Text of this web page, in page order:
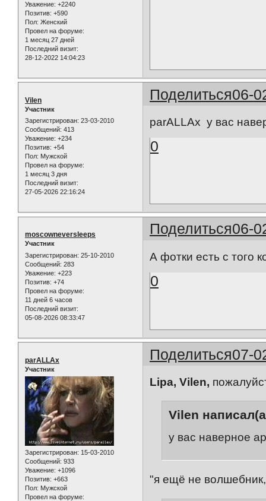
Уважение: +2240
Позитив: +590
Пол: Женский
Провел на форуме:
1 месяц 27 дней
Последний визит:
28-12-2022 14:04:23
Поделиться06-
Vilen
Участник
Зарегистрирован: 23-03-2010
Сообщений: 413
Уважение: +234
Позитив: +54
Пол: Мужской
Провел на форуме:
1 месяц 3 дня
Последний визит:
27-05-2026 22:16:24
parALLAx у вас
0
Поделиться06-
moscowneversleeps
Участник
Зарегистрирован: 25-10-2010
Сообщений: 283
Уважение: +223
Позитив: +74
Провел на форуме:
11 дней 6 часов
Последний визит:
05-08-2026 08:33:47
А фотки есть с того
0
Поделиться07-
parALLAx
Участник
Зарегистрирован: 15-03-2010
Сообщений: 933
Уважение: +1096
Позитив: +663
Пол: Мужской
Провел на форуме:
Lipa, Vilen,
Vilen
у вас наверное
"я ещё не